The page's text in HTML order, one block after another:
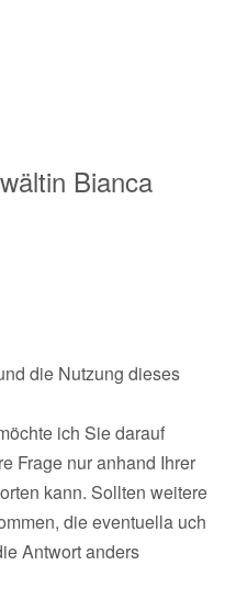
Bianca
die Nutzung dieses
ich Sie darauf
Frage nur anhand Ihrer
kann. Sollten weitere
die eventuella uch
Antwort anders